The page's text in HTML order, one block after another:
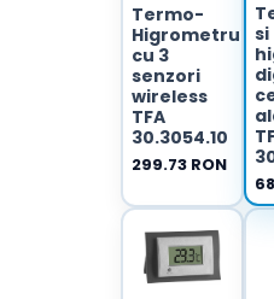
Termo-
Higrometru
cu 3
senzori
wireless
TFA
30.3054.10
299.73 RON
si